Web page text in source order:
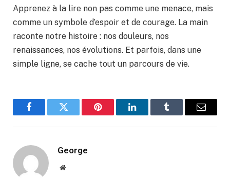
Apprenez à la lire non pas comme une menace, mais
comme un symbole d’espoir et de courage. La main
raconte notre histoire : nos douleurs, nos
renaissances, nos évolutions. Et parfois, dans une
simple ligne, se cache tout un parcours de vie.
FacebookTwitter Pinterest LinkedInTumblr Email
George
Website